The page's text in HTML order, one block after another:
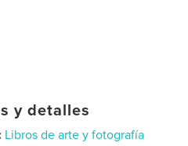
y detalles
Libros de arte y fotografía